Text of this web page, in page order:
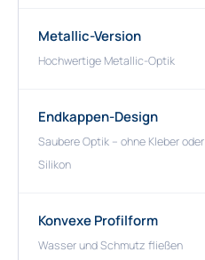
Metallic-Version
Hochwertige Metallic-Optik
Endkappen-Design
Saubere Optik – ohne Kleber oder
Silikon
Konvexe Profilform
Wasser und Schmutz fließen